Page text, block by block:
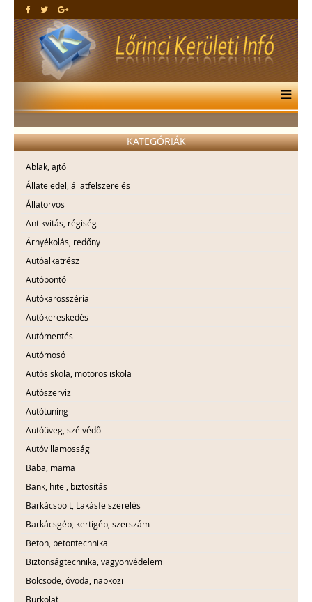
KATEGÓRIÁK
Ablak, ajtó
Állateledel, állatfelszerelés
Állatorvos
Antikvitás, régiség
Árnyékolás, redőny
Autóalkatrész
Autóbontó
Autókarosszéria
Autókereskedés
Autómentés
Autómosó
Autósiskola, motoros iskola
Autószerviz
Autótuning
Autóüveg, szélvédő
Autóvillamosság
Baba, mama
Bank, hitel, biztosítás
Barkácsbolt, Lakásfelszerelés
Barkácsgép, kertigép, szerszám
Beton, betontechnika
Biztonságtechnika, vagyonvédelem
Bölcsöde, óvoda, napközi
Burkolat